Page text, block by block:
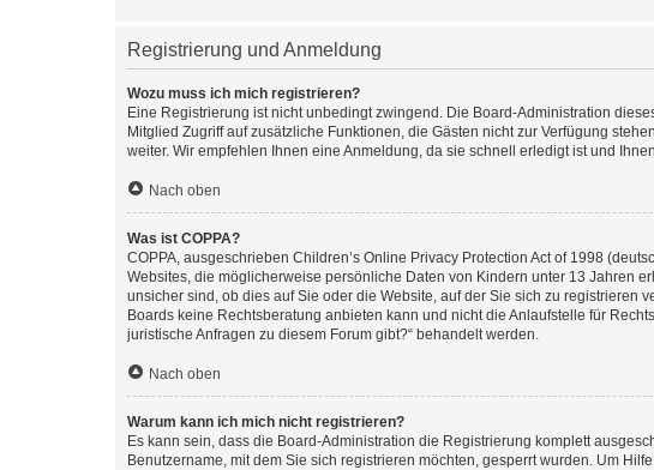
Registrierung und Anmeldung
Wozu muss ich mich registrieren?
Eine Registrierung ist nicht unbedingt zwingend. Die Board-Administration
Mitglied Zugriff auf zusätzliche Funktionen, die Gästen nicht zur Verfügung
weiter. Wir empfehlen Ihnen eine Anmeldung, da sie schnell erledigt ist und
Nach oben
Was ist COPPA?
COPPA, ausgeschrieben Children’s Online Privacy Protection Act of 1998
Websites, die möglicherweise persönliche Daten von Kindern unter 13 Jahren
unsicher sind, ob dies auf Sie oder die Website, auf der Sie sich zu registrieren
Boards keine Rechtsberatung anbieten kann und nicht die Anlaufstelle für
juristische Anfragen zu diesem Forum gibt?“ behandelt werden.
Nach oben
Warum kann ich mich nicht registrieren?
Es kann sein, dass die Board-Administration die Registrierung komplett
Benutzername, mit dem Sie sich registrieren möchten, gesperrt wurden. Um